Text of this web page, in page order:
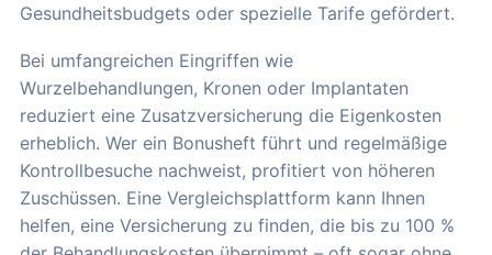
Gesundheitsbudgets oder spezielle Tarife gefördert.
Bei umfangreichen Eingriffen wie
Wurzelbehandlungen, Kronen oder Implantaten
reduziert eine Zusatzversicherung die Eigenkosten
erheblich. Wer ein Bonusheft führt und regelmäßige
Kontrollbesuche nachweist, profitiert von höheren
Zuschüssen. Eine Vergleichsplattform kann Ihnen
helfen, eine Versicherung zu finden, die bis zu 100 %